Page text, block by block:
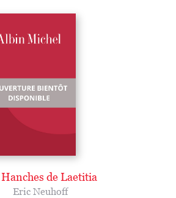
de Laetitia
Eric Neuhoff